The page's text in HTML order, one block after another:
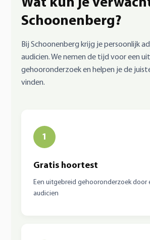
Wat kun je
Schoonenberg?
Bij Schoonenberg krijg je persoonlijk
audicien. We nemen de tijd voor een
gehooronderzoek en helpen je de
vinden.
1
Gratis hoortest
Een uitgebreid gehooronderzoek door
audicien